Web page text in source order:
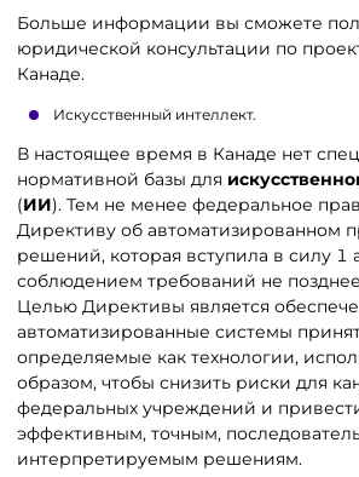
Больше информации вы сможете
юридической консультации по
Канаде.
Искусственный интеллект.
В настоящее время в Канаде нет
нормативной базы для
(ИИ). Тем не менее федеральное
Директиву об автоматизированном
решений, которая вступила в силу 1
соблюдением требований не
Целью Директивы является
автоматизированные системы
определяемые как технологии,
образом, чтобы снизить риски для
федеральных учреждений и
эффективным, точным,
интерпретируемым решениям.